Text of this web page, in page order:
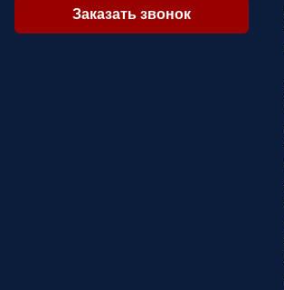
Заказать звонок